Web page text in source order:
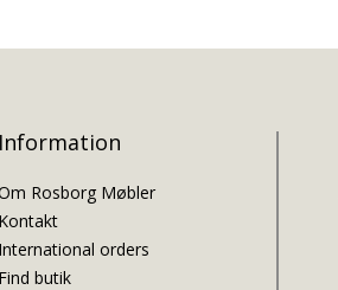
Information
Rosborg Møbler
Kontakt
International orders
Find butik